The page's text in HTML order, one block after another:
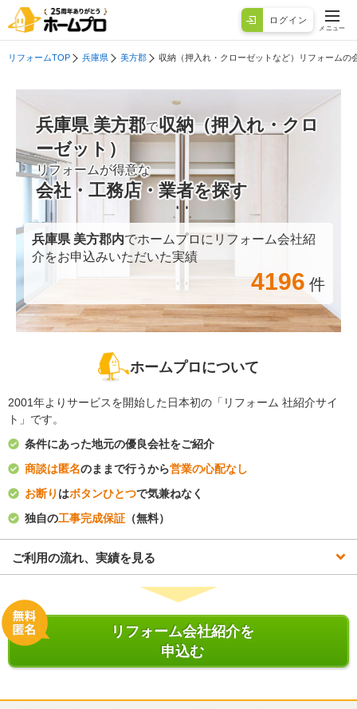
ログイン
メニュー
リフォームTOP 兵庫県 美方郡 収納（押入れ・クローゼットなど）リフォームの
兵庫県 美方郡で収納（押入れ・クロ
ーゼット）
リフォームが得意な
会社・工務店・業者を探す
兵庫県 美方郡内でホームプロにリフォーム会社紹
介をお申込みいただいた実績
4196 件
ホームプロについて
2001年よりサービスを開始した日本初の「リフォーム 社紹介サイ
ト」です。
条件にあった地元の優良会社をご紹介
商談は匿名のままで行うから営業の心配なし
お断り はボタンひとつで気兼ねなく
独自の工事完成保証 （無料）
ご利用の流れ、実績を見る
リフォーム会社紹介を
申込む